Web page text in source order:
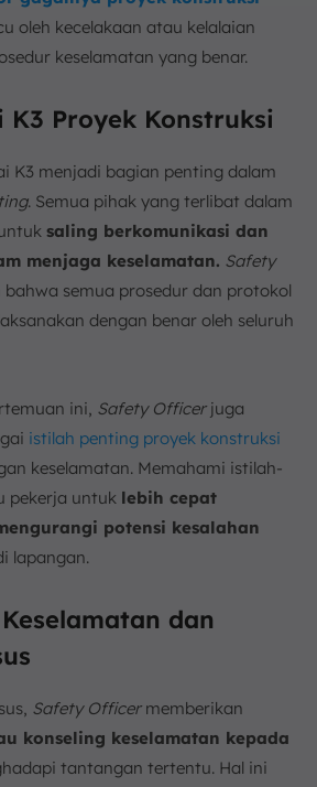
oleh kecelakaan atau kelalaian
keselamatan yang benar.
K3 Proyek Konstruksi
K3 menjadi bagian penting dalam
. Semua pihak yang terlibat dalam
saling berkomunikasi dan
menjaga keselamatan. Safety
semua prosedur dan protokol
dengan benar oleh seluruh
ini, Safety Officerjuga
istilah penting proyek konstruksi
keselamatan. Memahami istilah-
pekerja untuk lebih cepat
potensi kesalahan
lapangan.
dan
Safety Officermemberikan
konseling keselamatan kepada
tantangan tertentu. Hal ini